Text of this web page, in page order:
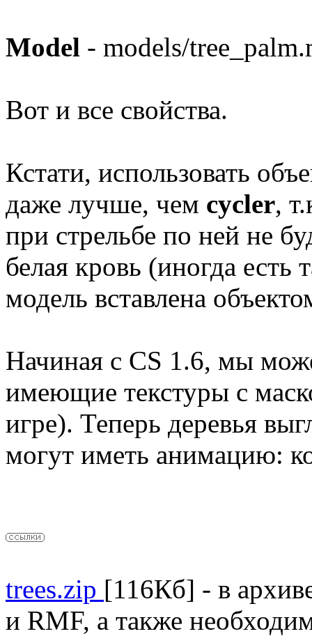
Model - models/
Вот и все свойства.
Кстати, использовать
даже лучше, чем cycler,
при стрельбе по ней не
белая кровь (иногда есть
модель вставлена
Начиная с CS 1.6, мы
имеющие текстуры с
игре). Теперь деревья
могут иметь анимацию:
trees.zip [116Кб] - в
и RMF, а также